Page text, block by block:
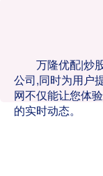
万隆优配|炒
公司,同时为用户
网不仅能让您体
的实时动态。